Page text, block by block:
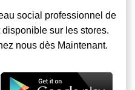
social professionnel de
sur les stores.
nous dès Maintenant.